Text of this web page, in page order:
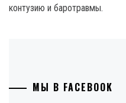
контузию и баротравмы.
МЫ В FACEBOOK